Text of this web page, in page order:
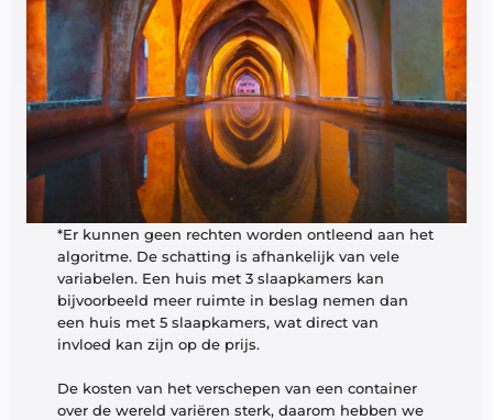
*Er kunnen geen rechten worden ontleend aan het
algoritme. De schatting is afhankelijk van vele
variabelen. Een huis met 3 slaapkamers kan
bijvoorbeeld meer ruimte in beslag nemen dan
een huis met 5 slaapkamers, wat direct van
invloed kan zijn op de prijs.
De kosten van het verschepen van een container
over de wereld variëren sterk, daarom hebben we